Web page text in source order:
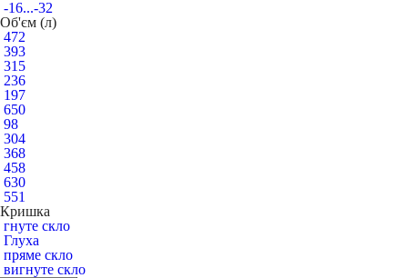
-16...-32
Об'єм (л)
472
393
315
236
197
650
98
304
368
458
630
551
Кришка
гнуте скло
Глуха
пряме скло
вигнуте скло